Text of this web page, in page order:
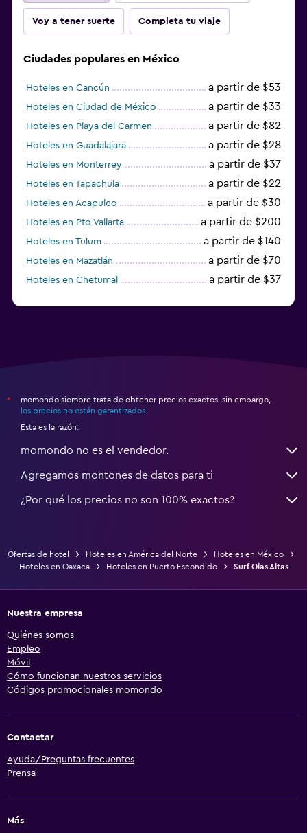
Voy a tener suerte Completa tu viaje
Ciudades populares en México
Hoteles en Cancún a partir de $53
Hoteles en Ciudad de México a partir de $33
Hoteles en Playa del Carmen a partir de $82
Hoteles en Guadalajara a partir de $28
Hoteles en Monterrey a partir de $37
Hoteles en Tapachula a partir de $22
Hoteles en Acapulco a partir de $30
Hoteles en Pto Vallarta a partir de $200
Hoteles en Tulum a partir de $140
Hoteles en Mazatlán a partir de $70
Hoteles en Chetumal a partir de $37
*
momondo siempre trata de obtener precios exactos, sin embargo,
los precios no están garantizados
Esta es la razón:
momondo no es el vendedor.
Agregamos montones de datos para ti
¿Por qué los precios no son 100% exactos?
Ofertas de hotel Hoteles en América del Norte
Hoteles en México
Hoteles en Oaxaca
Hoteles en Puerto Escondido Surf Olas Altas
Nuestra empresa
Quiénes somos
Empleo
Móvil
Cómo funcionan nuestros servicios
Códigos promocionales momondo
Contactar
Ayuda/Preguntas frecuentes
Prensa
Más